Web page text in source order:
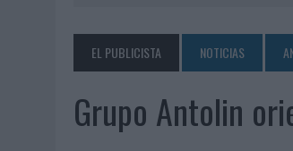
07/08/2026 | MG SPIRIT RELANZA SU
PATRÓN CONVIERTE EL
07/08/2026
EL VERANO PONE A PRUEBA
EL PUBLICISTA NOTICIAS
Grupo Antolin